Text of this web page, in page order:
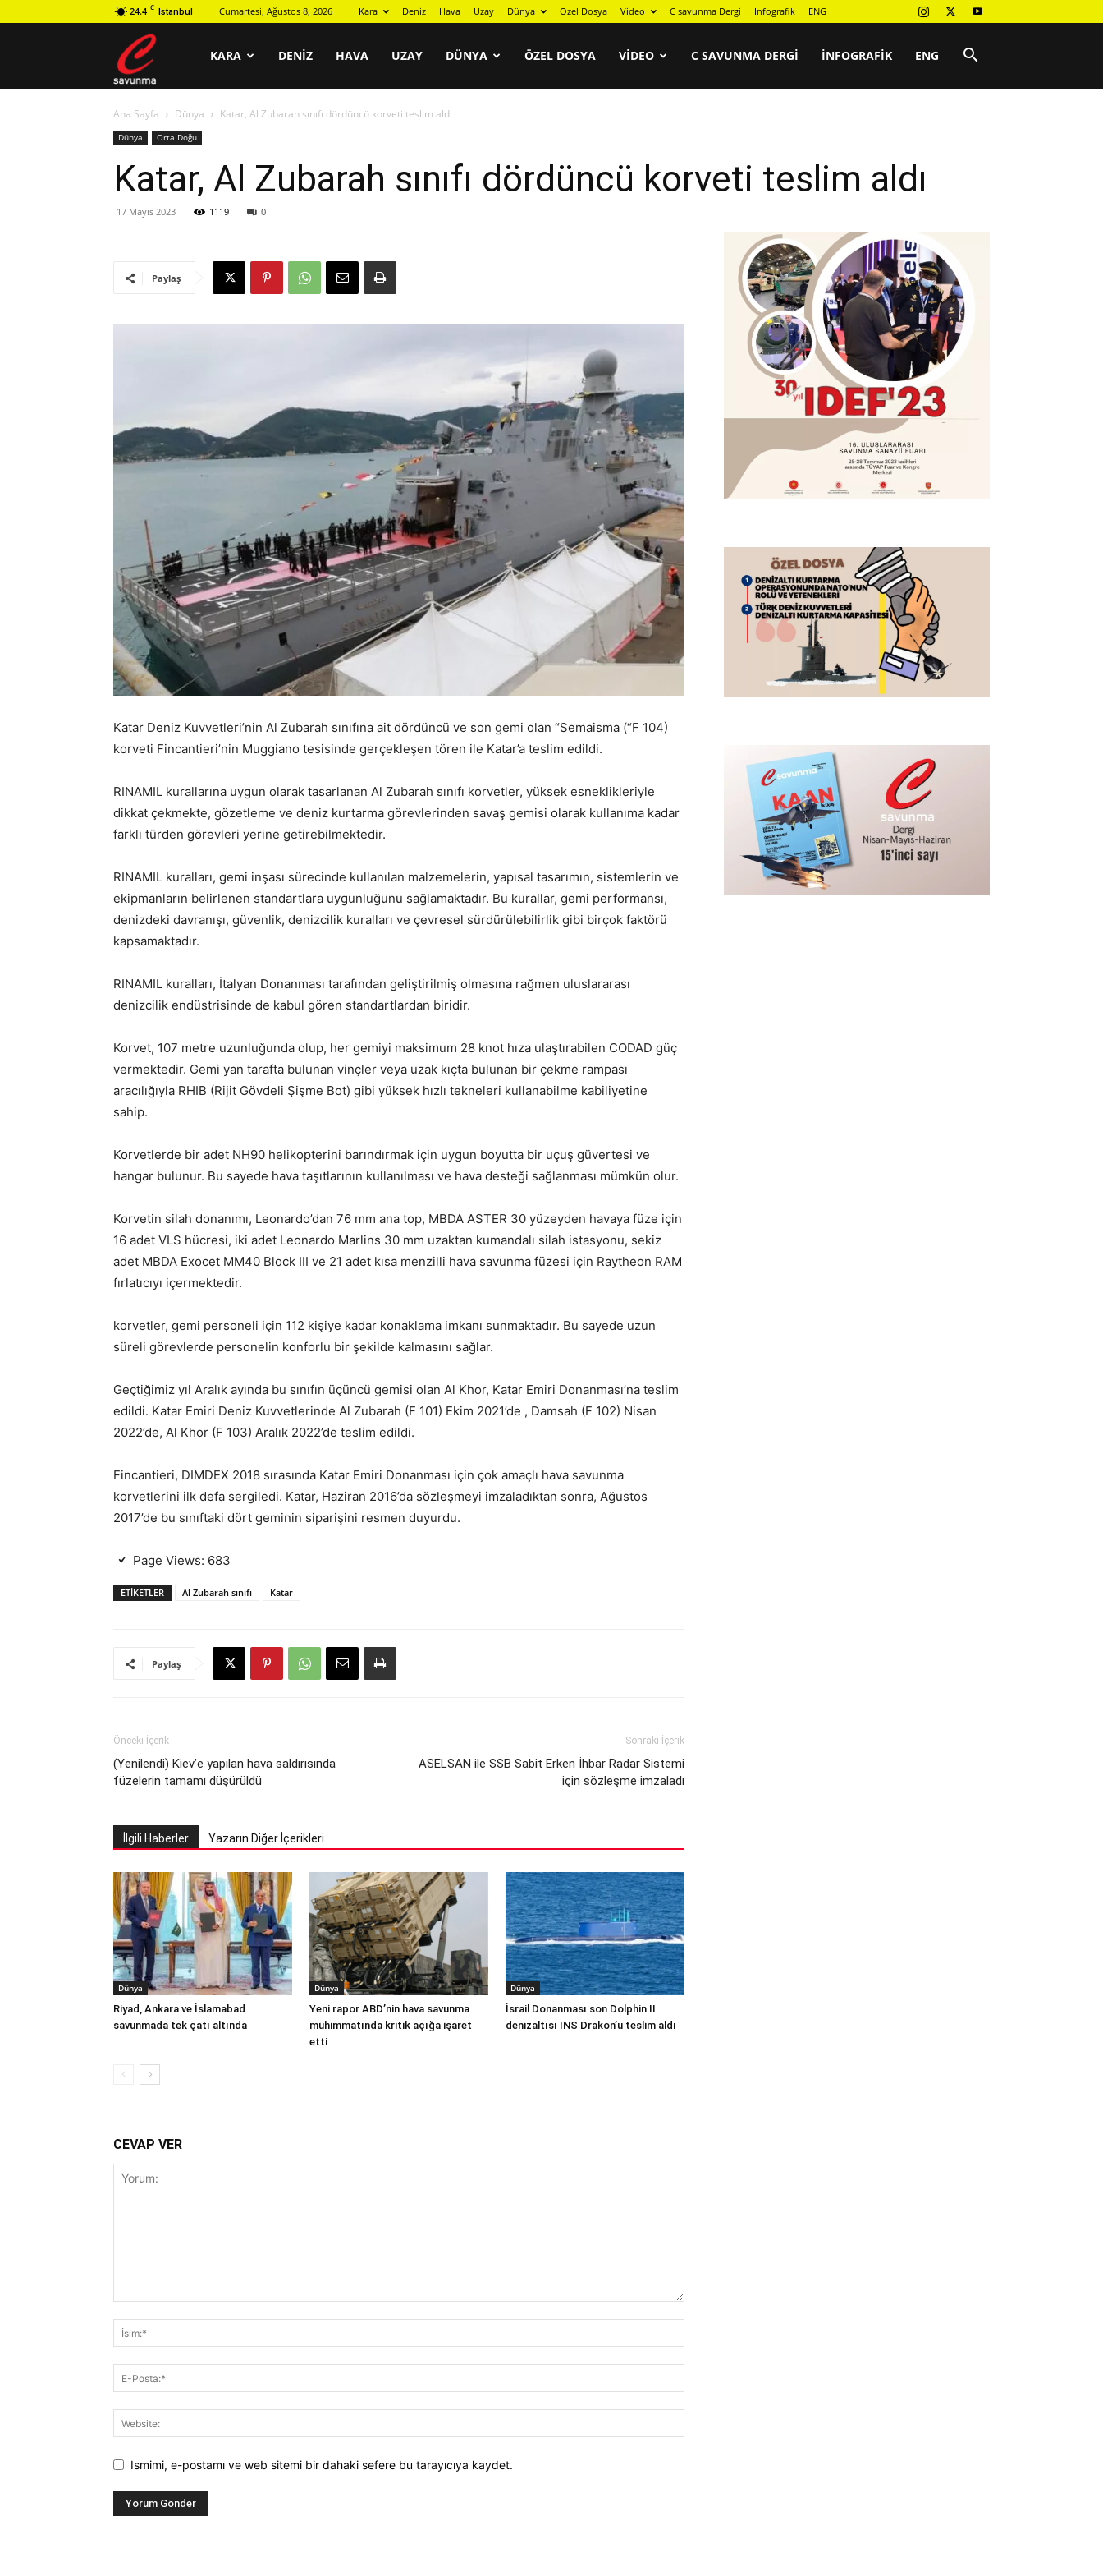
24.4 C İstanbul Cumartesi, Ağustos 8, 2026 Kara Deniz Hava Uzay Dünya Özel Dosya Video C savunma Dergi İnfografik ENG
savunma
KARA DENIZ HAVA UZAY DÜNYA ÖZEL DOSYA VIDEO C SAVUNMA DERGI İNFOGRAFIK ENG
Ana Sayfa Dünya Katar, Al Zubarah sınıfı dördüncü korveti teslim aldı
Dünya Orta Doğu
Katar, Al Zubarah sınıfı dördüncü korveti teslim aldı
17 Mayıs 2023 1119 0
Paylaş
Katar Deniz Kuvvetleri’nin Al Zubarah sınıfına ait dördüncü ve son gemi olan “Semaisma (“F 104)
korveti Fincantieri’nin Muggiano tesisinde gerçekleşen tören ile Katar’a teslim edildi.
RINAMIL kurallarına uygun olarak tasarlanan Al Zubarah sınıfı korvetler, yüksek esneklikleriyle
dikkat çekmekte, gözetleme ve deniz kurtarma görevlerinden savaş gemisi olarak kullanıma kadar
farklı türden görevleri yerine getirebilmektedir.
RINAMIL kuralları, gemi inşası sürecinde kullanılan malzemelerin, yapısal tasarımın, sistemlerin ve
ekipmanların belirlenen standartlara uygunluğunu sağlamaktadır. Bu kurallar, gemi performansı,
denizdeki davranışı, güvenlik, denizcilik kuralları ve çevresel sürdürülebilirlik gibi birçok faktörü
kapsamaktadır.
RINAMIL kuralları, İtalyan Donanması tarafından geliştirilmiş olmasına rağmen uluslararası
denizcilik endüstrisinde de kabul gören standartlardan biridir.
Korvet, 107 metre uzunluğunda olup, her gemiyi maksimum 28 knot hıza ulaştırabilen CODAD güç
vermektedir. Gemi yan tarafta bulunan vinçler veya uzak kıçta bulunan bir çekme rampası
aracılığıyla RHIB (Rijit Gövdeli Şişme Bot) gibi yüksek hızlı tekneleri kullanabilme kabiliyetine
sahip.
Korvetlerde bir adet NH90 helikopterini barındırmak için uygun boyutta bir uçuş güvertesi ve
hangar bulunur. Bu sayede hava taşıtlarının kullanılması ve hava desteği sağlanması mümkün olur.
Korvetin silah donanımı, Leonardo’dan 76 mm ana top, MBDA ASTER 30 yüzeyden havaya füze için
16 adet VLS hücresi, iki adet Leonardo Marlins 30 mm uzaktan kumandalı silah istasyonu, sekiz
adet MBDA Exocet MM40 Block III ve 21 adet kısa menzilli hava savunma füzesi için Raytheon RAM
fırlatıcıyı içermektedir.
korvetler, gemi personeli için 112 kişiye kadar konaklama imkanı sunmaktadır. Bu sayede uzun
süreli görevlerde personelin konforlu bir şekilde kalmasını sağlar.
Geçtiğimiz yıl Aralık ayında bu sınıfın üçüncü gemisi olan Al Khor, Katar Emiri Donanması’na teslim
edildi. Katar Emiri Deniz Kuvvetlerinde Al Zubarah (F 101) Ekim 2021’de , Damsah (F 102) Nisan
2022’de, Al Khor (F 103) Aralık 2022’de teslim edildi.
Fincantieri, DIMDEX 2018 sırasında Katar Emiri Donanması için çok amaçlı hava savunma
korvetlerini ilk defa sergiledi. Katar, Haziran 2016’da sözleşmeyi imzaladıktan sonra, Ağustos
2017’de bu sınıftaki dört geminin siparişini resmen duyurdu.
Page Views: 683
ETIKETLER Al Zubarah sınıfı Katar
Paylaş
Önceki İçerik
(Yenilendi) Kiev’e yapılan hava saldırısında
füzelerin tamamı düşürüldü
Sonraki İçerik
ASELSAN ile SSB Sabit Erken İhbar Radar Sistemi
için sözleşme imzaladı
İlgili Haberler Yazarın Diğer İçerikleri
Dünya
Riyad, Ankara ve İslamabad
savunmada tek çatı altında
Dünya
Yeni rapor ABD’nin hava savunma
mühimmatında kritik açığa işaret
etti
Dünya
İsrail Donanması son Dolphin II
denizaltısı INS Drakon’u teslim aldı
CEVAP VER
Ismimi, e-postamı ve web sitemi bir dahaki sefere bu tarayıcıya kaydet.